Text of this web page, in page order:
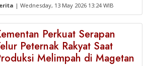
| Wednesday, 13 May 2026 13:24 WIB
Perkuat Serapan
Peternak Rakyat Saat
Melimpah di Magetan